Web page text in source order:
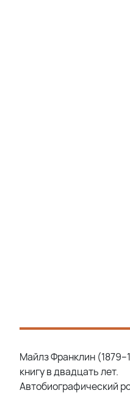
Майлз Франклин
книгу в двадцать лет.
Автобиографический